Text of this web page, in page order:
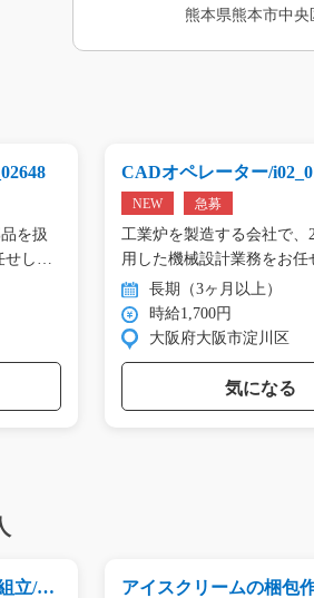
熊本県熊本市中
を扱
せし
CADオペレーター/
NEW 急募
工業炉を製造する会社で、
用した機械設計業務をお任
…
長期（3ヶ月以上）
時給1,700円
大阪府大阪市淀川区
気になる
立/y0
アイスクリームの梱包